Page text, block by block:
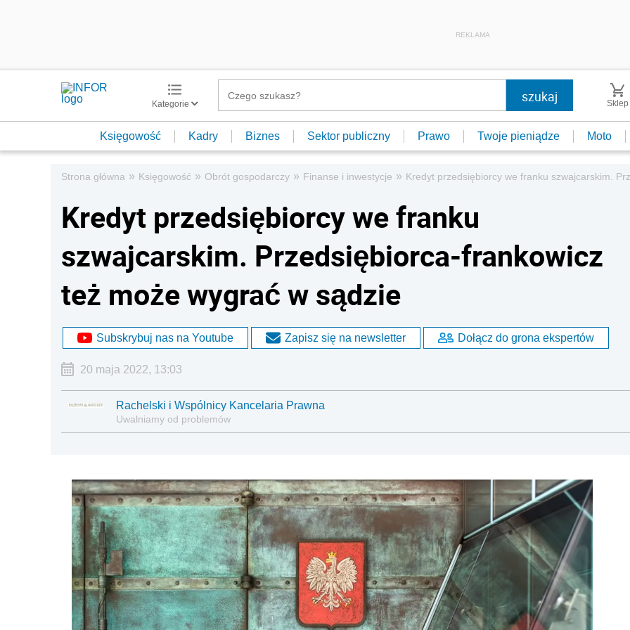
REKLAMA
Kategorie Sklep
Księgowość Kadry Biznes Sektor publiczny Prawo Twoje pieniądze Moto
Strona główna » Księgowość » Obrót gospodarczy » Finanse i inwestycje » Kredyt przedsiębiorcy we franku szwajcarskim.
Kredyt przedsiębiorcy we franku
szwajcarskim. Przedsiębiorca-frankowicz
też może wygrać w sądzie
Subskrybuj nas na Youtube Zapisz się na newsletter Dołącz do grona ekspertów
20 maja 2022, 13:03
Rachelski i Wspólnicy Kancelaria Prawna
Uwalniamy od problemów